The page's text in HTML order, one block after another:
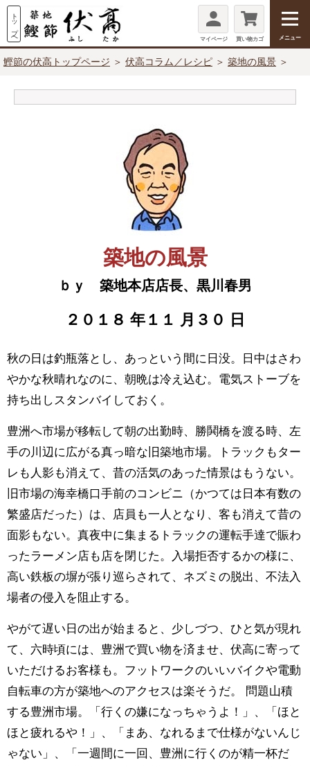
マイページ 買い物カゴ メニュー
鰹節の伏高トップページ ＞ 伏高コラム／レシピ ＞ 築地の風景 ＞
築地の風景
ｂｙ 築地本店店長、黒川春男
２０１８ 年 １１ 月 ３０ 日
秋の日は釣瓶落とし、あっという間に日没。日中はさわ
やかな秋晴れなのに、朝晩は冷え込む。電気ストーブを
持ち出しスタンバイしておく。
豊洲へ市場が移転して朝の出勤時、勝鬨橋を渡る時、左
手の川辺に広がる真っ暗な旧築地市場。トラックもター
レも人影も消えて、昔の活気のあった情景はもうない。
旧市場の海幸橋口手前のコンビニ（かつては日本有数の
繁盛店だった）は、店員も一人となり、客も消えて昔の
面影もない。真夜中に集まるトラックの運転手達で賑わ
ったラーメン店も店を閉じた。入場拒否するかの様に、
高い鉄板の塀が張り巡らされて、ネズミの脱出、不法入
場者の侵入を阻止する。
やがて遅い日の出が始まると、少しづつ、ひと気が現れ
て、六時頃には、豊洲で買い物を済ませ、伏高に寄って
いただけるお客様も。フットワークのいいバイクや電動
自転車の方が築地へのアクセスは楽そうだ。 問題山積
する豊洲市場。「行くの嫌になっちゃうよ！」、「ほと
ほと疲れるや！」、「まあ、なれるまで仕様がないんじ
ゃない」、「一週間に一回、豊洲に行くのが精一杯だ